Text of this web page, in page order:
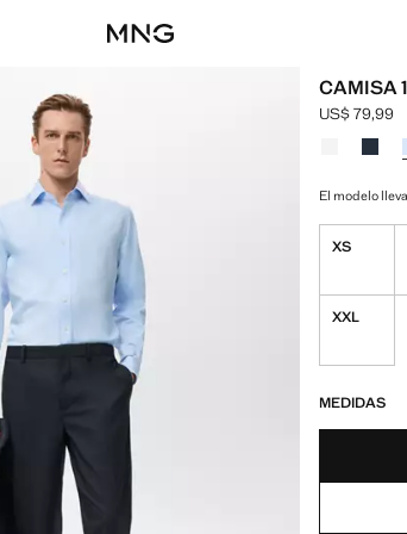
CAMISA
Precio
US$ 79,99
Selecciona
ColorColor
El modelo
XS
XXL
MEDIDAS